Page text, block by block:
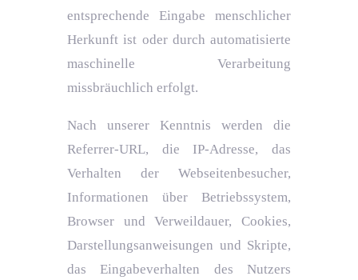
entsprechende Eingabe menschlicher
Herkunft ist oder durch automatisierte
maschinelle Verarbeitung
missbräuchlich erfolgt.
Nach unserer Kenntnis werden die
Referrer-URL, die IP-Adresse, das
Verhalten der Webseitenbesucher,
Informationen über Betriebssystem,
Browser und Verweildauer, Cookies,
Darstellungsanweisungen und Skripte,
das Eingabeverhalten des Nutzers